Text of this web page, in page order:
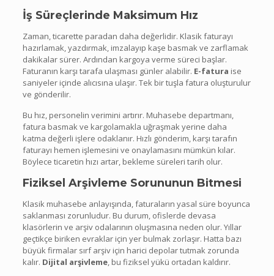
İş Süreçlerinde Maksimum Hız
Zaman, ticarette paradan daha değerlidir. Klasik faturayı
hazırlamak, yazdırmak, imzalayıp kaşe basmak ve zarflamak
dakikalar sürer. Ardından kargoya verme süreci başlar.
Faturanın karşı tarafa ulaşması günler alabilir. E-fatura ise
saniyeler içinde alıcısına ulaşır. Tek bir tuşla fatura oluşturulur
ve gönderilir.
Bu hız, personelin verimini artırır. Muhasebe departmanı,
fatura basmak ve kargolamakla uğraşmak yerine daha
katma değerli işlere odaklanır. Hızlı gönderim, karşı tarafın
faturayı hemen işlemesini ve onaylamasını mümkün kılar.
Böylece ticaretin hızı artar, bekleme süreleri tarih olur.
Fiziksel Arşivleme Sorununun Bitmesi
Klasik muhasebe anlayışında, faturaların yasal süre boyunca
saklanması zorunludur. Bu durum, ofislerde devasa
klasörlerin ve arşiv odalarının oluşmasına neden olur. Yıllar
geçtikçe biriken evraklar için yer bulmak zorlaşır. Hatta bazı
büyük firmalar sırf arşiv için harici depolar tutmak zorunda
kalır. Dijital arşivleme, bu fiziksel yükü ortadan kaldırır.